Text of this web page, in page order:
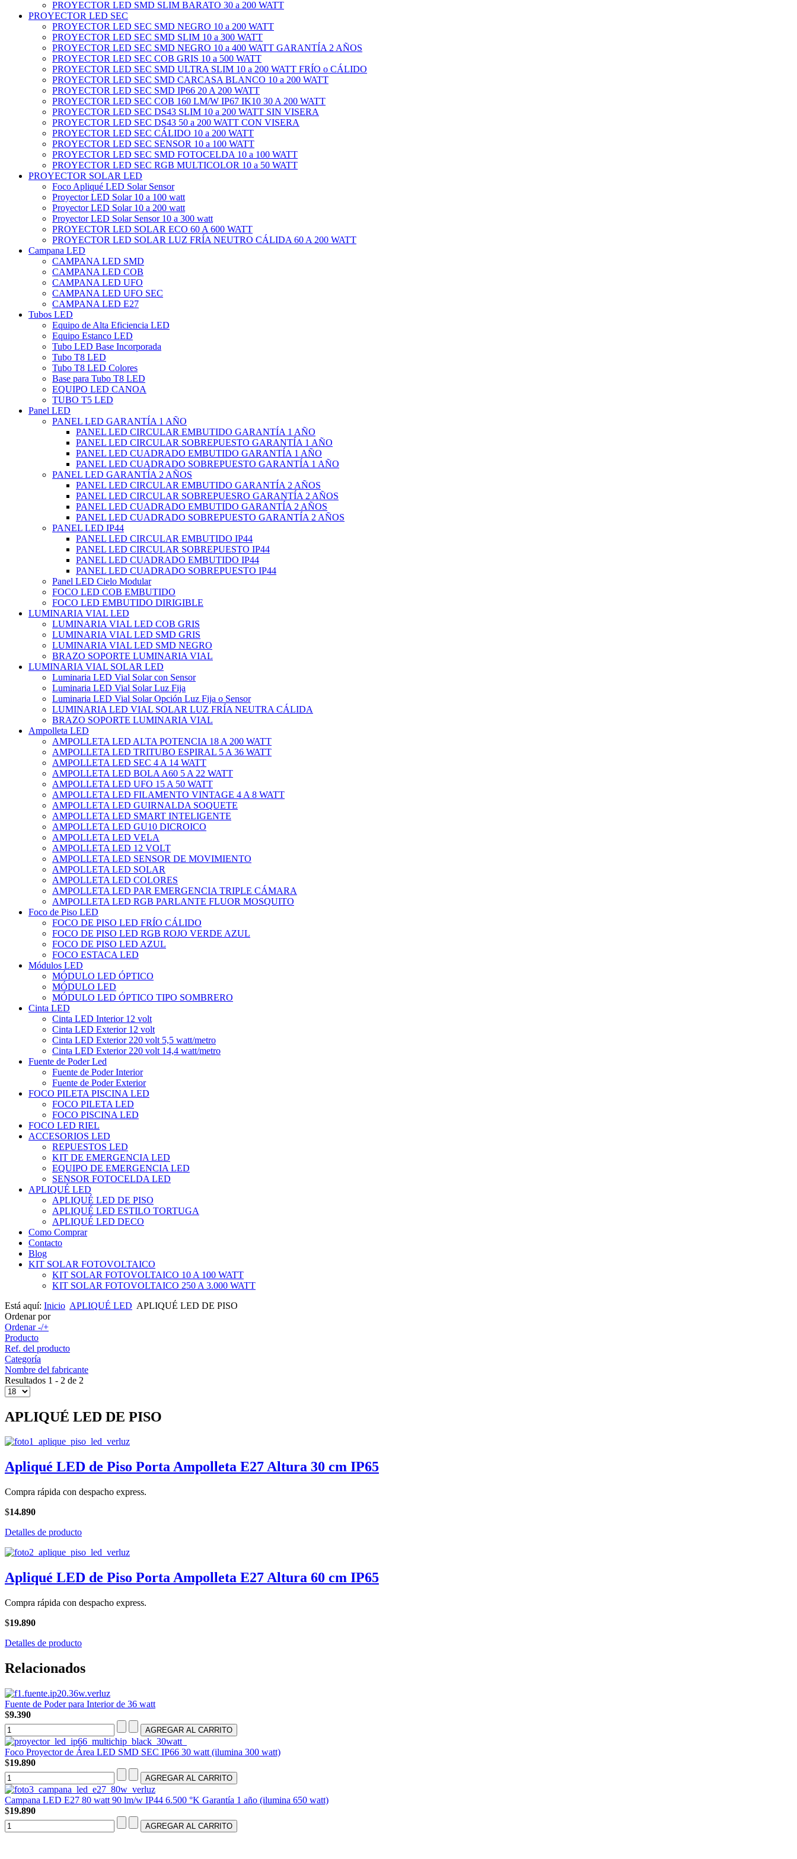
PROYECTOR LED SMD SLIM BARATO 30 a 200 WATT
PROYECTOR LED SEC
PROYECTOR LED SEC SMD NEGRO 10 a 200 WATT
PROYECTOR LED SEC SMD SLIM 10 a 300 WATT
PROYECTOR LED SEC SMD NEGRO 10 a 400 WATT GARANTÍA 2 AÑOS
PROYECTOR LED SEC COB GRIS 10 a 500 WATT
PROYECTOR LED SEC SMD ULTRA SLIM 10 a 200 WATT FRÍO o CÁLIDO
PROYECTOR LED SEC SMD CARCASA BLANCO 10 a 200 WATT
PROYECTOR LED SEC SMD IP66 20 A 200 WATT
PROYECTOR LED SEC COB 160 LM/W IP67 IK10 30 A 200 WATT
PROYECTOR LED SEC DS43 SLIM 10 a 200 WATT SIN VISERA
PROYECTOR LED SEC DS43 50 a 200 WATT CON VISERA
PROYECTOR LED SEC CÁLIDO 10 a 200 WATT
PROYECTOR LED SEC SENSOR 10 a 100 WATT
PROYECTOR LED SEC SMD FOTOCELDA 10 a 100 WATT
PROYECTOR LED SEC RGB MULTICOLOR 10 a 50 WATT
PROYECTOR SOLAR LED
Foco Apliqué LED Solar Sensor
Proyector LED Solar 10 a 100 watt
Proyector LED Solar 10 a 200 watt
Proyector LED Solar Sensor 10 a 300 watt
PROYECTOR LED SOLAR ECO 60 A 600 WATT
PROYECTOR LED SOLAR LUZ FRÍA NEUTRO CÁLIDA 60 A 200 WATT
Campana LED
CAMPANA LED SMD
CAMPANA LED COB
CAMPANA LED UFO
CAMPANA LED UFO SEC
CAMPANA LED E27
Tubos LED
Equipo de Alta Eficiencia LED
Equipo Estanco LED
Tubo LED Base Incorporada
Tubo T8 LED
Tubo T8 LED Colores
Base para Tubo T8 LED
EQUIPO LED CANOA
TUBO T5 LED
Panel LED
PANEL LED GARANTÍA 1 AÑO
PANEL LED CIRCULAR EMBUTIDO GARANTÍA 1 AÑO
PANEL LED CIRCULAR SOBREPUESTO GARANTÍA 1 AÑO
PANEL LED CUADRADO EMBUTIDO GARANTÍA 1 AÑO
PANEL LED CUADRADO SOBREPUESTO GARANTÍA 1 AÑO
PANEL LED GARANTÍA 2 AÑOS
PANEL LED CIRCULAR EMBUTIDO GARANTÍA 2 AÑOS
PANEL LED CIRCULAR SOBREPUESRO GARANTÍA 2 AÑOS
PANEL LED CUADRADO EMBUTIDO GARANTÍA 2 AÑOS
PANEL LED CUADRADO SOBREPUESTO GARANTÍA 2 AÑOS
PANEL LED IP44
PANEL LED CIRCULAR EMBUTIDO IP44
PANEL LED CIRCULAR SOBREPUESTO IP44
PANEL LED CUADRADO EMBUTIDO IP44
PANEL LED CUADRADO SOBREPUESTO IP44
Panel LED Cielo Modular
FOCO LED COB EMBUTIDO
FOCO LED EMBUTIDO DIRIGIBLE
LUMINARIA VIAL LED
LUMINARIA VIAL LED COB GRIS
LUMINARIA VIAL LED SMD GRIS
LUMINARIA VIAL LED SMD NEGRO
BRAZO SOPORTE LUMINARIA VIAL
LUMINARIA VIAL SOLAR LED
Luminaria LED Vial Solar con Sensor
Luminaria LED Vial Solar Luz Fija
Luminaria LED Vial Solar Opción Luz Fija o Sensor
LUMINARIA LED VIAL SOLAR LUZ FRÍA NEUTRA CÁLIDA
BRAZO SOPORTE LUMINARIA VIAL
Ampolleta LED
AMPOLLETA LED ALTA POTENCIA 18 A 200 WATT
AMPOLLETA LED TRITUBO ESPIRAL 5 A 36 WATT
AMPOLLETA LED SEC 4 A 14 WATT
AMPOLLETA LED BOLA A60 5 A 22 WATT
AMPOLLETA LED UFO 15 A 50 WATT
AMPOLLETA LED FILAMENTO VINTAGE 4 A 8 WATT
AMPOLLETA LED GUIRNALDA SOQUETE
AMPOLLETA LED SMART INTELIGENTE
AMPOLLETA LED GU10 DICROICO
AMPOLLETA LED VELA
AMPOLLETA LED 12 VOLT
AMPOLLETA LED SENSOR DE MOVIMIENTO
AMPOLLETA LED SOLAR
AMPOLLETA LED COLORES
AMPOLLETA LED PAR EMERGENCIA TRIPLE CÁMARA
AMPOLLETA LED RGB PARLANTE FLUOR MOSQUITO
Foco de Piso LED
FOCO DE PISO LED FRÍO CÁLIDO
FOCO DE PISO LED RGB ROJO VERDE AZUL
FOCO DE PISO LED AZUL
FOCO ESTACA LED
Módulos LED
MÓDULO LED ÓPTICO
MÓDULO LED
MÓDULO LED ÓPTICO TIPO SOMBRERO
Cinta LED
Cinta LED Interior 12 volt
Cinta LED Exterior 12 volt
Cinta LED Exterior 220 volt 5,5 watt/metro
Cinta LED Exterior 220 volt 14,4 watt/metro
Fuente de Poder Led
Fuente de Poder Interior
Fuente de Poder Exterior
FOCO PILETA PISCINA LED
FOCO PILETA LED
FOCO PISCINA LED
FOCO LED RIEL
ACCESORIOS LED
REPUESTOS LED
KIT DE EMERGENCIA LED
EQUIPO DE EMERGENCIA LED
SENSOR FOTOCELDA LED
APLIQUÉ LED
APLIQUÉ LED DE PISO
APLIQUÉ LED ESTILO TORTUGA
APLIQUÉ LED DECO
Como Comprar
Contacto
Blog
KIT SOLAR FOTOVOLTAICO
KIT SOLAR FOTOVOLTAICO 10 A 100 WATT
KIT SOLAR FOTOVOLTAICO 250 A 3.000 WATT
Está aquí: Inicio APLIQUÉ LED APLIQUÉ LED DE PISO
Ordenar por
Ordenar -/+
Producto
Ref. del producto
Categoría
Nombre del fabricante
Resultados 1 - 2 de 2
APLIQUÉ LED DE PISO
Apliqué LED de Piso Porta Ampolleta E27 Altura 30 cm IP65
Compra rápida con despacho express.
$14.890
Detalles de producto
Apliqué LED de Piso Porta Ampolleta E27 Altura 60 cm IP65
Compra rápida con despacho express.
$19.890
Detalles de producto
Relacionados
Fuente de Poder para Interior de 36 watt
$9.390
Foco Proyector de Área LED SMD SEC IP66 30 watt (ilumina 300 watt)
$19.890
Campana LED E27 80 watt 90 lm/w IP44 6.500 °K Garantía 1 año (ilumina 650 watt)
$19.890